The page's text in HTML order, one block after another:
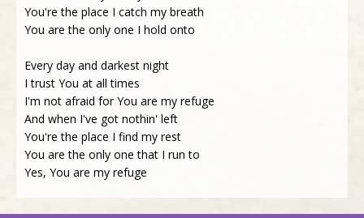
You're the place I catch my breath
You are the only one I hold onto
Every day and darkest night
I trust You at all times
I'm not afraid for You are my refuge
And when I've got nothin' left
You're the place I find my rest
You are the only one that I run to
Yes, You are my refuge